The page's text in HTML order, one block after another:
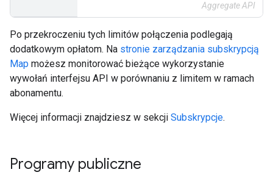
Aggregate API
Po przekroczeniu tych limitów połączenia podlegają
dodatkowym opłatom. Na stronie zarządzania subskrypcją
Map możesz monitorować bieżące wykorzystanie
wywołań interfejsu API w porównaniu z limitem w ramach
abonamentu.
Więcej informacji znajdziesz w sekcji Subskrypcje.
Programy publiczne